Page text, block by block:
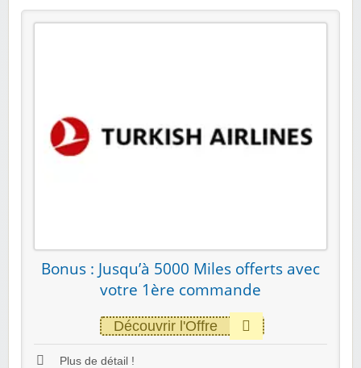
Bonus : Jusqu’à 5000 Miles offerts avec
votre 1ère commande
Découvrir l'Offre
Plus de détail !